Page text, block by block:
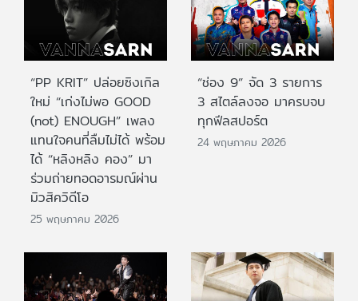
“PP KRIT” ปล่อยซิงเกิล
ใหม่ “เก่งไม่พอ GOOD
(not) ENOUGH” เพลง
แทนใจคนที่ลืมไม่ได้ พร้อม
ได้ “หลิงหลิง คอง” มา
ร่วมถ่ายทอดอารมณ์ผ่าน
มิวสิควิดีโอ
25 พฤษภาคม 2026
“ช่อง 9” จัด 3 รายการ
3 สไตล์ลงจอ มาครบจบ
ทุกฟีลสปอร์ต
24 พฤษภาคม 2026